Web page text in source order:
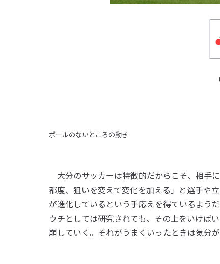
ボールのないところの動き
大分のサッカーは特徴的だからこそ、相手
都度、狙いを変えて変化を加える」と選手や
が進化しているという手応えを得ているよう
ウチとしては研究されても、その上をいけば
崩していく。それがうまくいったときは気分が